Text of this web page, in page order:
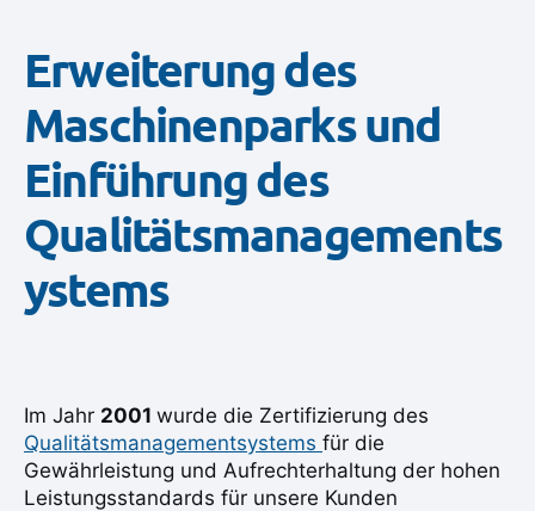
Erweiterung des
Maschinenparks und
Einführung des
Qualitätsmanagements
ystems
Im Jahr 2001 wurde die Zertifizierung des
Qualitätsmanagementsystems für die
Gewährleistung und Aufrechterhaltung der hohen
Leistungsstandards für unsere Kunden